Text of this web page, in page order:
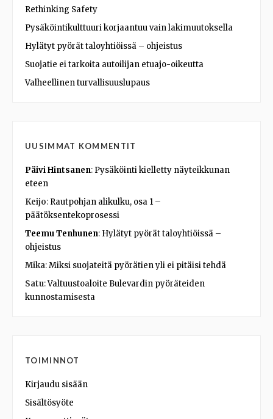
Rethinking Safety
Pysäköintikulttuuri korjaantuu vain lakimuutoksella
Hylätyt pyörät taloyhtiöissä – ohjeistus
Suojatie ei tarkoita autoilijan etuajo-oikeutta
Valheellinen turvallisuuslupaus
UUSIMMAT KOMMENTIT
Päivi Hintsanen: Pysäköinti kielletty näyteikkunan
eteen
Keijo: Rautpohjan alikulku, osa 1 –
päätöksentekoprosessi
Teemu Tenhunen: Hylätyt pyörät taloyhtiöissä –
ohjeistus
Mika:Miksi suojateitä pyörätien yli ei pitäisi tehdä
Satu:Valtuustoaloite Bulevardin pyöräteiden
kunnostamisesta
TOIMINNOT
Kirjaudu sisään
Sisältösyöte